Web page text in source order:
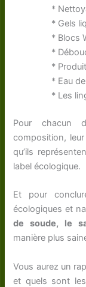
*
* Gels
* Blocs
*
*
* Eau
* Les
Pour chacun
composition,
qu’ils
label écologique.
Et pour
écologiques et
de soude, le
manière plus
Vous aurez un
et quels sont